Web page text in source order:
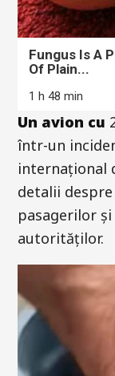
Fungus Is A
Of Plain...
1 h 48 min
Un avion cu
într-un
internațional
detalii
pasagerilor
autorităților.